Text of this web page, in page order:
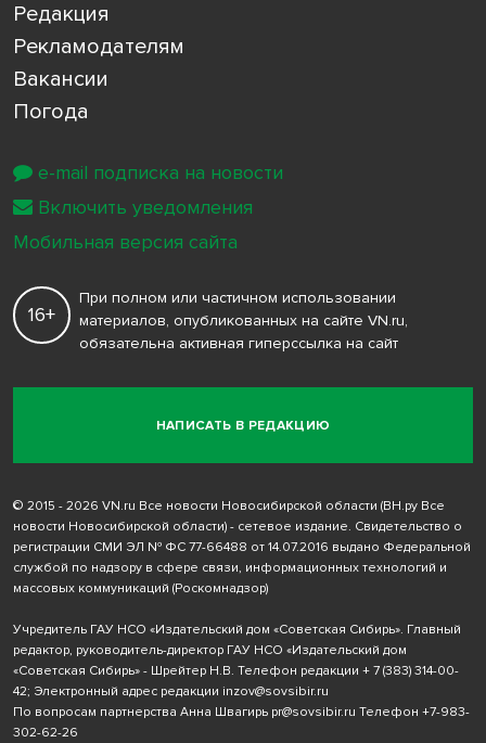
Редакция
Рекламодателям
Вакансии
Погода
НАПИСАТЬ В РЕДАКЦИЮ
16+
При полном или частичном использовании
материалов, опубликованных на сайте VN.ru,
обязательна активная гиперссылка на сайт
© 2015 - 2026 VN.ru Все новости Новосибирской области (ВН.ру Все
новости Новосибирской области) - сетевое издание. Свидетельство о
регистрации СМИ ЭЛ № ФС 77-66488 от 14.07.2016 выдано Федеральной
службой по надзору в сфере связи, информационных технологий и
массовых коммуникаций (Роскомнадзор)
Учредитель ГАУ НСО «Издательский дом «Советская Сибирь». Главный
редактор, руководитель-директор ГАУ НСО «Издательский дом
«Советская Сибирь» - Шрейтер Н.В. Телефон редакции + 7 (383) 314-00-
42; Электронный адрес редакции inzov@sovsibir.ru
По вопросам партнерства Анна Швагирь pr@sovsibir.ru Телефон +7-983-
302-62-26
e-mail подписка на новости
Включить уведомления
Мобильная версия сайта